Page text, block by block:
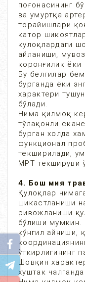
поғонасининг
ва умуртқа
торайишлари
қатор
қулоқлардаги
айланиши,
қоронғилик
Бу белгилар
бурганда ёки
характери
бўлади.
Нима қилмоқ
тўлақонли
бурган холда
функционал
текширилади,
МРТ текшируви
4. Бош мия
Қулоқлар
шикастланиши
ривожланиши
бўлиши мумкин.
кўнгил айниши,
ўткирлигининг
Шовқин
хуштак